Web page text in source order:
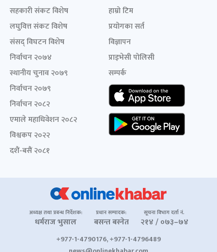
सहकारी संकट विशेष
लघुवित्त संकट विशेष
संसद् विघटन विशेष
निर्वाचन २०७४
स्थानीय चुनाव २०७९
निर्वाचन २०७९
निर्वाचन २०८२
एमाले महाधिवेशन २०८२
विश्वकप २०२२
दशैं-बसैं २०८१
हाम्रो टिम
प्रयोगका सर्त
विज्ञापन
प्राइभेसी पोलिसी
सम्पर्क
अध्यक्ष तथा प्रबन्ध निर्देशक:
धर्मराज भुसाल
प्रधान सम्पादक:
बसन्त बस्नेत
सूचना विभाग दर्ता नं.
२१४ / ०७३–७४
+977-1-4790176, +977-1-4796489